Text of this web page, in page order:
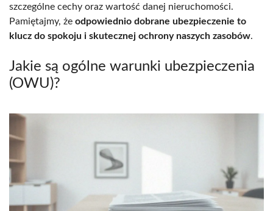
szczególne cechy oraz wartość danej nieruchomości.
Pamiętajmy, że odpowiednio dobrane ubezpieczenie to
klucz do spokoju i skutecznej ochrony naszych zasobów.
Jakie są ogólne warunki ubezpieczenia
(OWU)?